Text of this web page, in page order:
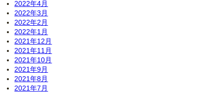
2022年4月
2022年3月
2022年2月
2022年1月
2021年12月
2021年11月
2021年10月
2021年9月
2021年8月
2021年7月